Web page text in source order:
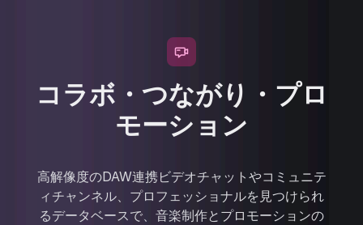
コラボ・つながり・プロ
モーション
高解像度のDAW連携ビデオチャットやコミュニテ
ィチャンネル、プロフェッショナルを見つけられ
るデータベースで、音楽制作とプロモーションの